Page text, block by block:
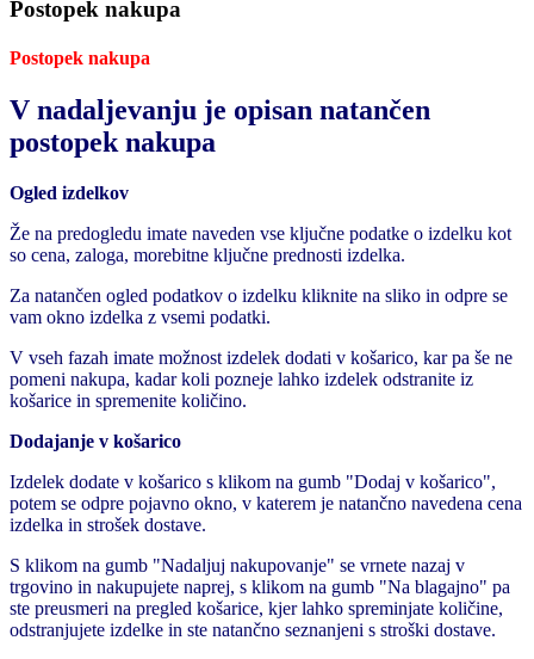
Postopek nakupa
Postopek nakupa
V nadaljevanju je opisan natančen
postopek nakupa
Ogled izdelkov
Že na predogledu imate naveden vse ključne podatke o izdelku kot
so cena, zaloga, morebitne ključne prednosti izdelka.
Za natančen ogled podatkov o izdelku kliknite na sliko in odpre se
vam okno izdelka z vsemi podatki.
V vseh fazah imate možnost izdelek dodati v košarico, kar pa še ne
pomeni nakupa, kadar koli pozneje lahko izdelek odstranite iz
košarice in spremenite količino.
Dodajanje v košarico
Izdelek dodate v košarico s klikom na gumb "Dodaj v košarico",
potem se odpre pojavno okno, v katerem je natančno navedena cena
izdelka in strošek dostave.
S klikom na gumb "Nadaljuj nakupovanje" se vrnete nazaj v
trgovino in nakupujete naprej, s klikom na gumb "Na blagajno" pa
ste preusmeri na pregled košarice, kjer lahko spreminjate količine,
odstranjujete izdelke in ste natančno seznanjeni s stroški dostave.